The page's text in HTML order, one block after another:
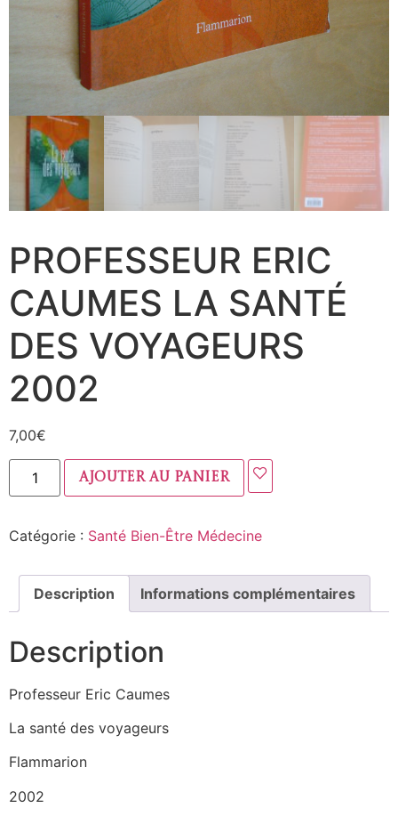
PROFESSEUR ERIC
CAUMES LA SANTÉ
DES VOYAGEURS
2002
7,00€
Ajouter au panier
Catégorie : Santé Bien-Être Médecine
Description Informations complémentaires
Description
Professeur Eric Caumes
La santé des voyageurs
Flammarion
2002